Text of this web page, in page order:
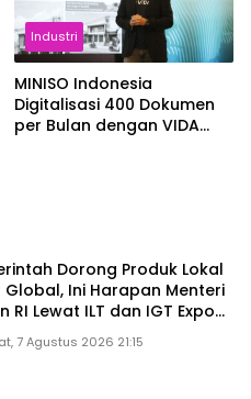
Industri
MINISO Indonesia
Digitalisasi 400 Dokumen
per Bulan dengan VIDA
Dorong Produk Lokal
Global, Ini Harapan Menteri
RI Lewat ILT dan IGT Expo
7 Agustus 2026 21:15